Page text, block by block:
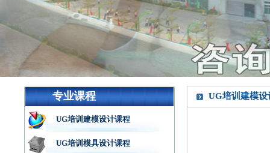
专业课程
UG培训建模设计课程
UG培训模具设计课程
UG培训建模设